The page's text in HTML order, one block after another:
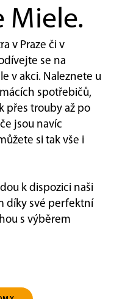
Miele.
v Praze či v
se na
v akci. Naleznete u
spotřebičů,
přes trouby až po
jsou navíc
si tak vše i
k dispozici naši
díky své perfektní
s výběrem